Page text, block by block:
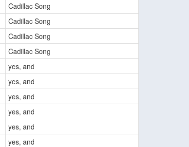
Cadillac Song
Cadillac Song
Cadillac Song
Cadillac Song
yes, and
yes, and
yes, and
yes, and
yes, and
yes, and